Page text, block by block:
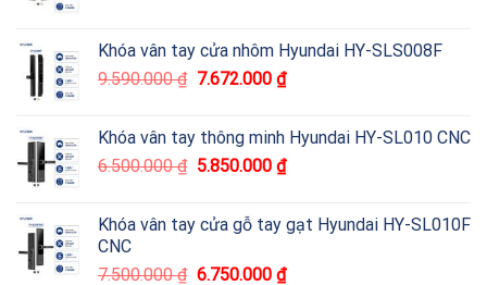
Khóa vân tay cửa nhôm Hyundai HY-SLS008F
9.590.000₫ 7.672.000 ₫
Khóa vân tay thông minh Hyundai HY-SL010 CNC
6.500.000₫ 5.850.000 ₫
Khóa vân tay cửa gỗ tay gạt Hyundai HY-SL010F
CNC
7.500.000₫ 6.750.000 ₫